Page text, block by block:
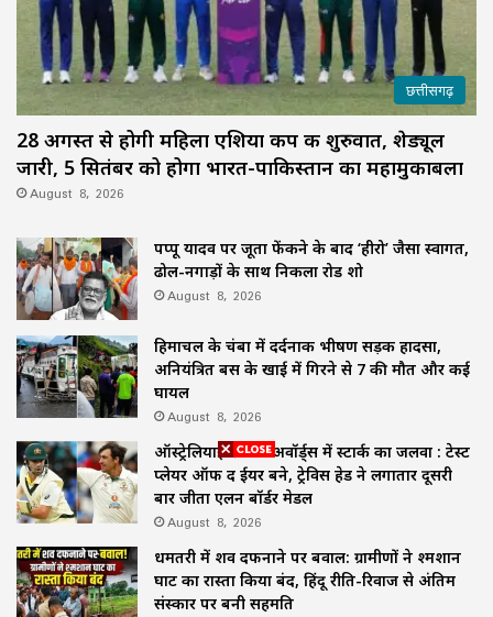
छत्तीसगढ़
28 अगस्त से होगी महिला एशिया कप की शुरुवात, शेड्यूल
जारी, 5 सितंबर को होगा भारत-पाकिस्तान का महामुकाबला
August 8, 2026
पप्पू यादव पर जूता फेंकने के बाद ‘हीरो’ जैसा स्वागत,
ढोल-नगाड़ों के साथ निकला रोड शो
August 8, 2026
हिमाचल के चंबा में दर्दनाक भीषण सड़क हादसा,
अनियंत्रित बस के खाई में गिरने से 7 की मौत और कई
घायल
August 8, 2026
ऑस्ट्रेलियाई क्रिकेट अवॉर्ड्स में स्टार्क का जलवा : टेस्ट
प्लेयर ऑफ द ईयर बने, ट्रेविस हेड ने लगातार दूसरी
बार जीता एलन बॉर्डर मेडल
August 8, 2026
धमतरी में शव दफनाने पर बवाल: ग्रामीणों ने श्मशान
घाट का रास्ता किया बंद, हिंदू रीति-रिवाज से अंतिम
संस्कार पर बनी सहमति